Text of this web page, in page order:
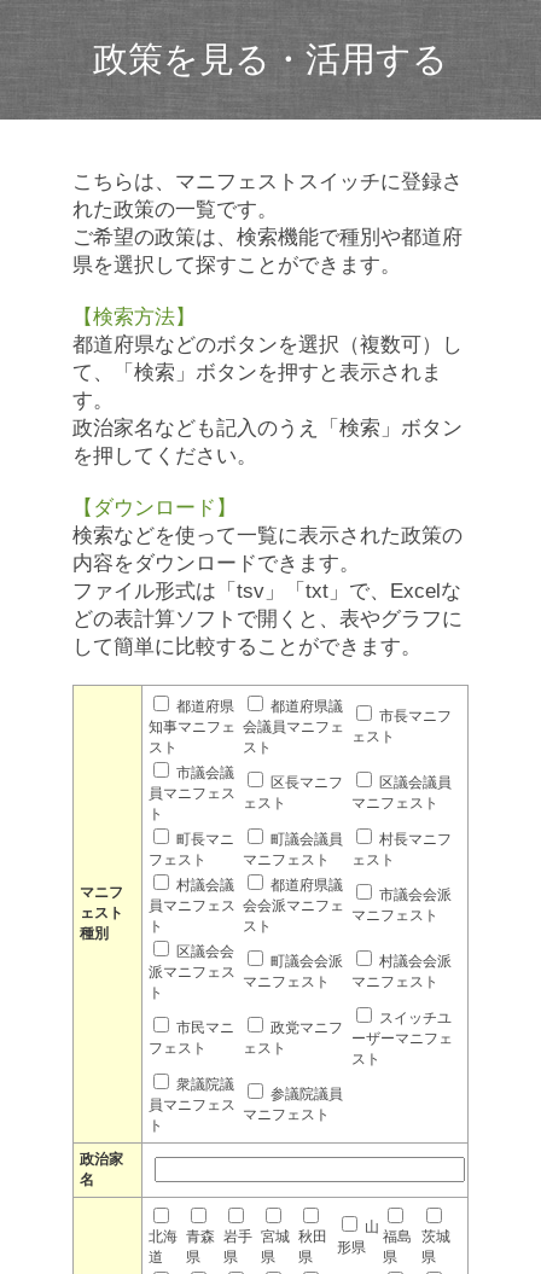
政策を見る・活用する
こちらは、マニフェストスイッチに登録さ
れた政策の一覧です。
ご希望の政策は、検索機能で種別や都道府
県を選択して探すことができます。
【検索方法】
都道府県などのボタンを選択（複数可）し
て、「検索」ボタンを押すと表示されま
す。
政治家名なども記入のうえ「検索」ボタン
を押してください。
【ダウンロード】
検索などを使って一覧に表示された政策の
内容をダウンロードできます。
ファイル形式は「tsv」「txt」で、Excelな
どの表計算ソフトで開くと、表やグラフに
して簡単に比較することができます。
マニフ
ェスト
種別
都道府県
知事マニフェ
スト
都道府県議
会議員マニフェ
スト
市長マニフ
ェスト
市議会議
員マニフェス
ト
区長マニフ
ェスト
区議会議員
マニフェスト
町長マニ
フェスト
町議会議員
マニフェスト
村長マニフ
ェスト
村議会議
員マニフェス
ト
都道府県議
会会派マニフェ
スト
市議会会派
マニフェスト
区議会会
派マニフェス
ト
町議会会派
マニフェスト
村議会会派
マニフェスト
市民マニ
フェスト
政党マニフ
ェスト
スイッチユ
ーザーマニフェ
スト
衆議院議
員マニフェス
ト
参議院議員
マニフェスト
政治家
名
北海
道
青森
県
岩手
県
宮城
県
秋田
県
山
形県
福島
県
茨城
県